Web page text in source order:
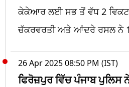
ਕੇਕੇਆਰ ਲਈ ਸਭ ਤੋਂ ਵੱਧ 2
ਚੱਕਰਵਰਤੀ ਅਤੇ ਆਂਦਰੇ ਰਸਲ ਨੇ
26 Apr 2025 08:50 PM (IST)
ਫਿਰੋਜ਼ਪੁਰ ਵਿੱਚ ਪੰਜਾਬ ਪੁਲਿਸ